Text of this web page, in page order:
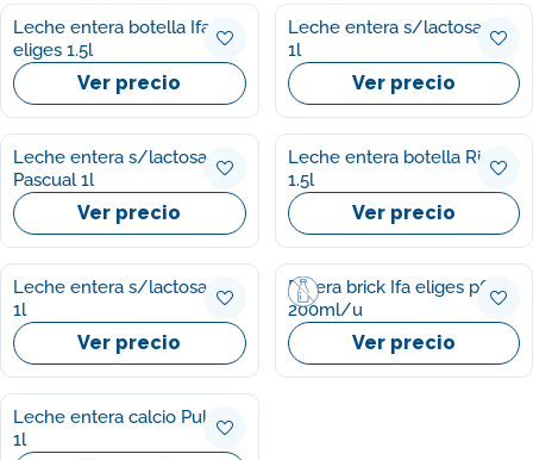
Leche entera botella Ifa
eliges 1.5l
Ver precio
Leche entera s/lactosa Lr
1l
Ver precio
Leche entera s/lactosa
Pascual 1l
Ver precio
Leche entera botella Rio
1.5l
Ver precio
Leche entera s/lactosa Rio
1l
Ver precio
Entera brick Ifa eliges p6
200ml/u
Ver precio
Leche entera calcio Puleva
1l